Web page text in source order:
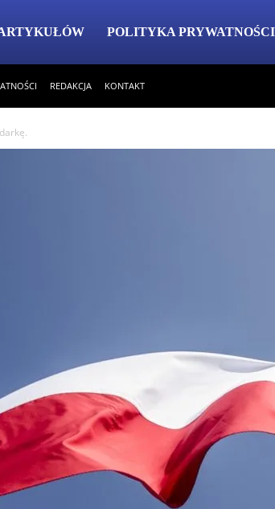
POLITYKA PRYWATNOŚCI
REDAKCJA KONTAKT